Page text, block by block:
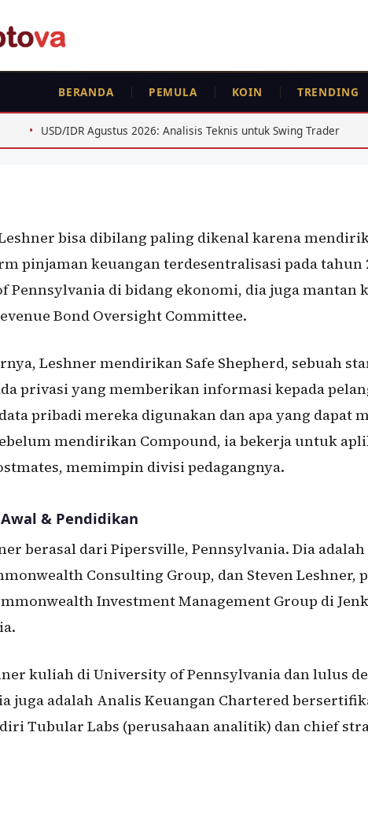
BERANDA PEMULA KOIN TRENDING
2026: Analisis Teknis untuk Swing Trader Analisis
Leshner
bisa dibilang paling dikenal karena
pinjaman keuangan terdesentralisasi pada tahun
Pennsylvania di bidang ekonomi, dia juga mantan
Bond Oversight Committee.
Leshner mendirikan Safe Shepherd, sebuah
privasi yang memberikan informasi kepada
pribadi mereka digunakan dan apa yang dapat
mendirikan Compound, ia bekerja untuk
memimpin divisi pedagangnya.
& Pendidikan
berasal dari Pipersville, Pennsylvania. Dia
Consulting Group, dan Steven Leshner,
Investment Management Group di
kuliah di University of Pennsylvania dan lulus
juga adalah Analis Keuangan Chartered
Tubular Labs (perusahaan analitik) dan chief